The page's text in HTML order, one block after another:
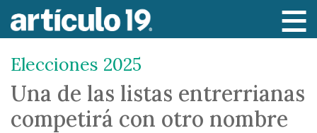
a
Elecciones 2025
Una de las listas entrerrianas
competirá con otro nombre